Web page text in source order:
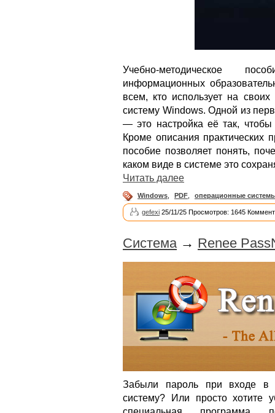
Учебно-методическое
информационных
всем, кто использует на
систему Windows. Одной из
— это настройка её так,
Кроме описания практических
пособие позволяет понять,
каком виде в системе это
Читать далее
Windows PDF операционные
gefexi 25/11/25 Просмотров: 1645
Система→ Renee
Забыли пароль при входе в
систему? Или просто хотите